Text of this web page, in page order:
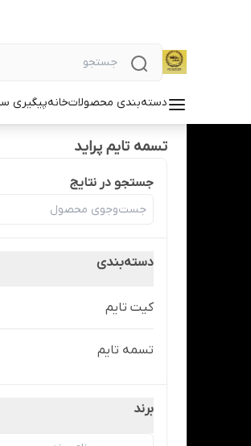
دسته‌بندی محصولاتخانهپیگیری
تسمه تایم پراید
جستجو در نتایج
دسته‌بندی
کیت تایم
تسمه تایم
برند